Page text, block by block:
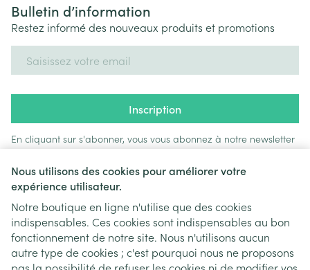
Nous utilisons des cookies pour améliorer votre
expérience utilisateur.
Notre boutique en ligne n'utilise que des cookies
indispensables. Ces cookies sont indispensables au bon
fonctionnement de notre site. Nous n'utilisons aucun
autre type de cookies ; c'est pourquoi nous ne proposons
Bulletin d’information
Restez informé des nouveaux produits et promotions
Inscription
En cliquant sur s'abonner, vous vous abonnez à notre newsletter
et acceptez notrepolitique de confidentialité.